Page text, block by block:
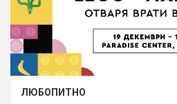
ЛЮБОПИТНО